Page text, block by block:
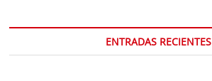
ENTRADAS RECIENTES